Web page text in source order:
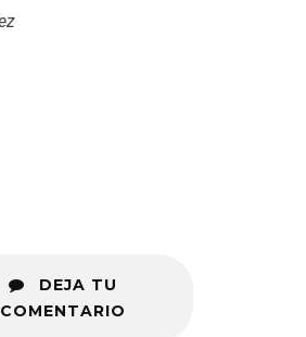
DEJA TU
COMENTARIO